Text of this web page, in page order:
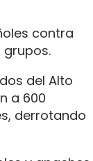
contra
del Alto
a 600
derrotando